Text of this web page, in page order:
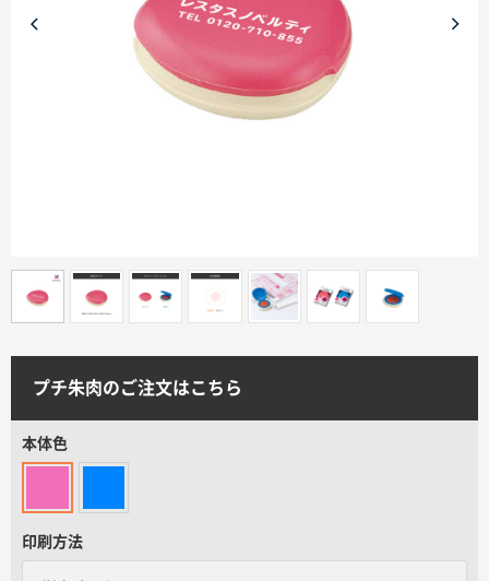
商品カテゴリーから探す
ターゲットから探す
印刷色から探す
サイトメニュー
プチ朱肉のご注文はこちら
本体色
印刷方法